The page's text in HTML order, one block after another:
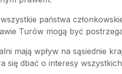
państwa
Turów mogą być
mają wpływ na sąsiednie
się dbać o interesy